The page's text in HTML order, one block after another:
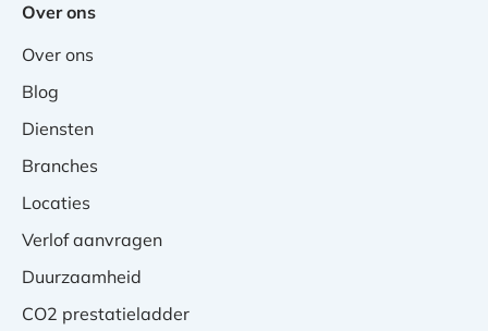
Over ons
Over ons
Blog
Diensten
Branches
Locaties
Verlof aanvragen
Duurzaamheid
CO2 prestatieladder